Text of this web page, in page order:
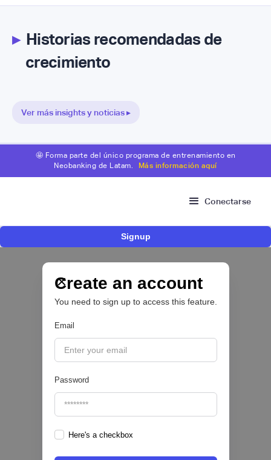
▸Historias recomendadas de
crecimiento
Ver más insights y noticias ▸
🤩 Forma parte del único programa de entrenamiento en
Neobanking de Latam.
Más información aquí
Conectarse
Signup
Create an account
You need to sign up to access this feature.
Email
Password
Here's a checkbox
fraude, identidad e IA que marcarán el futuro
del sector financiero
Sofía Neira Gómez